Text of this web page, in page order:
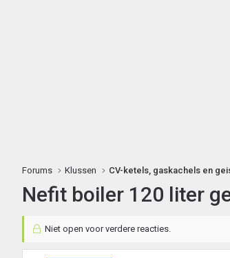
Forums Klussen CV-ketels, gaskachels en
Nefit boiler 120 liter
Niet open voor verdere reacties.